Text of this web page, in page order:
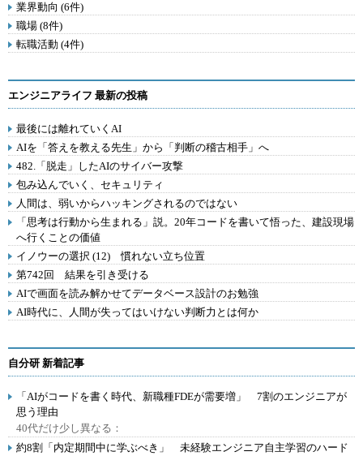
業界動向 (6件)
職場 (8件)
転職活動 (4件)
エンジニアライフ 最新の投稿
最後には離れていくAI
AIを「答えを教える先生」から「判断の稽古相手」へ
482.「脱走」したAIのサイバー攻撃
包み込んでいく、セキュリティ
人間は、弱いからハッキングされるのではない
「思考は行動から生まれる」説。20年コードを書いて悟った、建設現場
へ行くことの価値
イノウーの選択 (12) 慣れない立ち位置
第742回 結果を引き受ける
AIで画面を読み解かせてデータベース設計のお勉強
AI時代に、人間が失ってはいけない判断力とは何か
自分研 新着記事
「AIがコードを書く時代、新職種FDEが需要増」 7割のエンジニアが
思う理由
40代だけ少し異なる：
約8割「内定期間中に学ぶべき」 未経験エンジニア自主学習のハード